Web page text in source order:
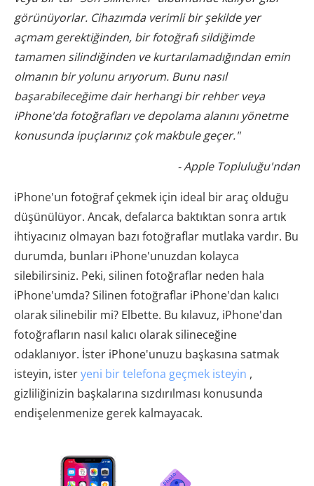
görünüyorlar. Cihazımda verimli bir şekilde yer
açmam gerektiğinden, bir fotoğrafı sildiğimde
tamamen silindiğinden ve kurtarılamadığından emin
olmanın bir yolunu arıyorum. Bunu nasıl
başarabileceğime dair herhangi bir rehber veya
iPhone'da fotoğrafları ve depolama alanını yönetme
konusunda ipuçlarınız çok makbule geçer."
- Apple Topluluğu'ndan
iPhone'un fotoğraf çekmek için ideal bir araç olduğu
düşünülüyor. Ancak, defalarca baktıktan sonra artık
ihtiyacınız olmayan bazı fotoğraflar mutlaka vardır. Bu
durumda, bunları iPhone'unuzdan kolayca
silebilirsiniz. Peki, silinen fotoğraflar neden hala
iPhone'umda? Silinen fotoğraflar iPhone'dan kalıcı
olarak silinebilir mi? Elbette. Bu kılavuz, iPhone'dan
fotoğrafların nasıl kalıcı olarak silineceğine
odaklanıyor. İster iPhone'unuzu başkasına satmak
isteyin, isteryeni bir telefona geçmek isteyin ,
gizliliğinizin başkalarına sızdırılması konusunda
endişelenmenize gerek kalmayacak.